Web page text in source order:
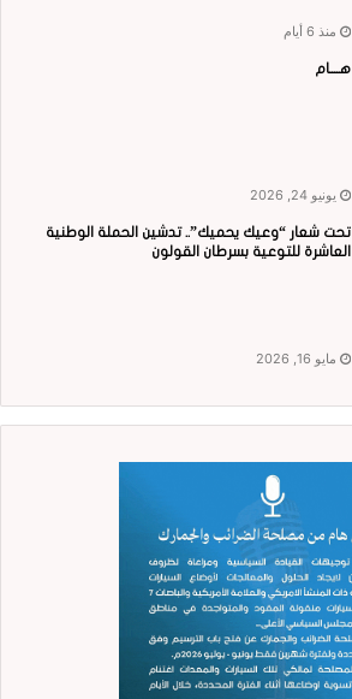
منذ 6 أيام
هــــام
يونيو 24, 2026
تحت شعار “وعيك يحميك”.. تدشين الحملة الوطنية
العاشرة للتوعية بسرطان القولون
مايو 16, 2026